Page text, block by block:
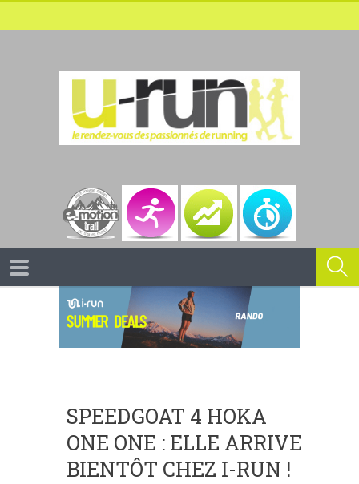
SPEEDGOAT 4 HOKA
ONE ONE : ELLE ARRIVE
BIENTÔT CHEZ I-RUN !